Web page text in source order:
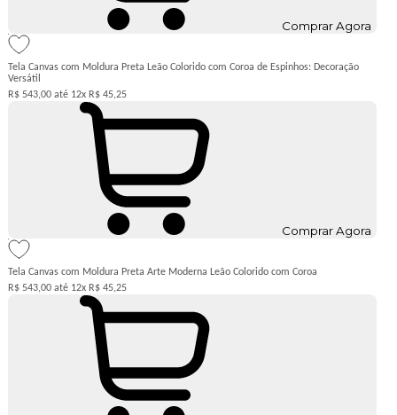
Comprar Agora
Tela Canvas com Moldura Preta Leão Colorido com Coroa de Espinhos: Decoração
Versátil
R$ 543,00
12x R$ 45,25
Comprar Agora
Tela Canvas com Moldura Preta Arte Moderna Leão Colorido com Coroa
R$ 543,00
12x R$ 45,25